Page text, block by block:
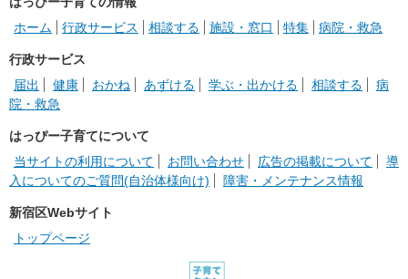
ホーム
行政サービス 相談する 施設・窓口 特集 病院・救急
行政サービス
届出
健康 おかね あずける 学ぶ・出かける 相談する
病
院・救急
はっぴー子育てについて
当サイトの利用について
お問い合わせ 広告の掲載について
導
入についてのご質問(自治体様向け)
障害・メンテナンス情報
新宿区Webサイト
トップページ